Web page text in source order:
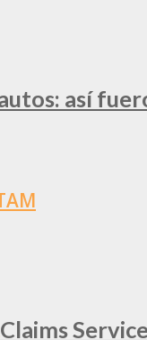
así